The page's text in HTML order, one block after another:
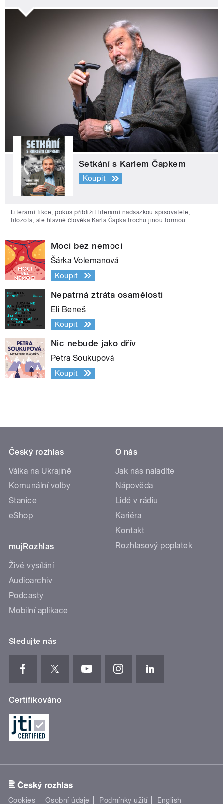
Setkání s Karlem Čapkem
Koupit
Literární fikce, pokus přiblížit literární nadsázkou spisovatele,
filozofa, ale hlavně člověka Karla Čapka trochu jinou formou.
Moci bez nemoci
Šárka Volemanová
Koupit
Nepatrná ztráta osamělosti
Eli Beneš
Koupit
Nic nebude jako dřív
Petra Soukupová
Koupit
Český rozhlas
Válka na Ukrajině
Komunální volby
Stanice
eShop
mujRozhlas
Živé vysílání
Audioarchiv
Podcasty
Mobilní aplikace
O nás
Jak nás naladíte
Nápověda
Lidé v rádiu
Kariéra
Kontakt
Rozhlasový poplatek
Sledujte nás
Certifikováno
Cookies Osobní údaje Podmínky užití English